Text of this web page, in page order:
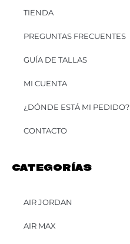
TIENDA
PREGUNTAS FRECUENTES
GUÍA DE TALLAS
MI CUENTA
¿DÓNDE ESTÁ MI PEDIDO?
CONTACTO
CATEGORÍAS
AIR JORDAN
AIR MAX